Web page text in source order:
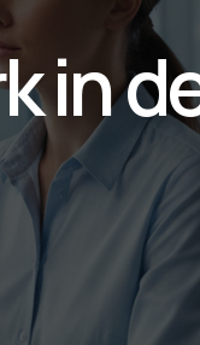
Matrix
alle pakketten en
documenten
tot controleren,
& klant dashboard.
in